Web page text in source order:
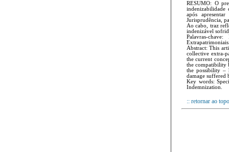
RESUMO: O
indenizabilidade
após
Jurisprudência,
Ao cabo, traz
indenizável
Palavras-
Abstract: This
collective extra-
the current
the compatibility
the possibility –
damage suffered
Key words:
Indemnization.
:: retornar ao topo